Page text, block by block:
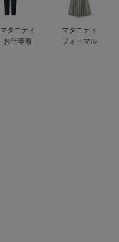
マタニティ
お仕事着
マタニティ
フォーマル